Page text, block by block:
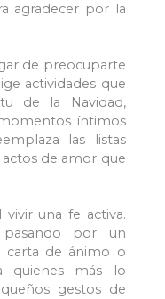
agradecer por la
de preocuparte
actividades que
de la Navidad,
íntimos
las listas
de amor que
una fe activa.
por un
carta de ánimo o
quienes más lo
gestos de